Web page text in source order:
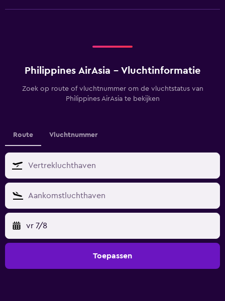
Philippines AirAsia - Vluchtinformatie
Zoek op route of vluchtnummer om de vluchtstatus van
Philippines AirAsia te bekijken
Route Vluchtnummer
vr 7/8
Toepassen